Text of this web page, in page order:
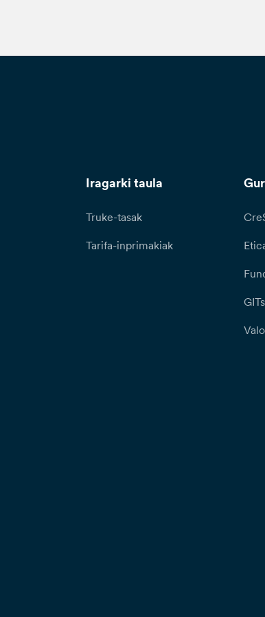
Iragarki taula
Truke-tasak
Tarifa-inprimakiak
GITs